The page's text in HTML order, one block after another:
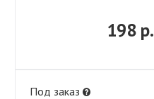
198 р.
Под заказ